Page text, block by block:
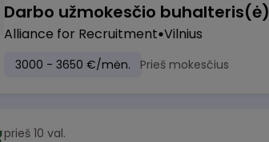
Darbo užmokesčio buhalteris(ė)
Alliance for Recruitment Vilnius
3000 - 3650 €/mėn. Prieš mokesčius
prieš 10 val.